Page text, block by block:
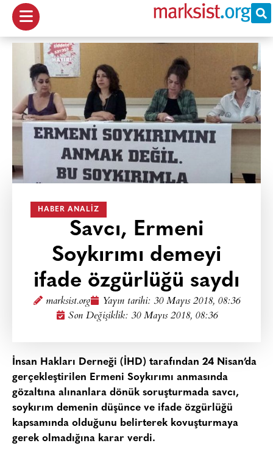
HABER ANALIZ
Savcı, Ermeni
Soykırımı demeyi
ifade özgürlüğü saydı
marksist.org Yayın tarihi: 30 Mayıs 2018, 08:36
Son Değişiklik: 30 Mayıs 2018, 08:36
İnsan Hakları Derneği (İHD) tarafından 24 Nisan’da
gerçekleştirilen Ermeni Soykırımı anmasında
gözaltına alınanlara dönük soruşturmada savcı,
soykırım demenin düşünce ve ifade özgürlüğü
kapsamında olduğunu belirterek kovuşturmaya
gerek olmadığına karar verdi.